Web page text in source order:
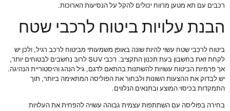
רכבים עם תא מטען מרווח יכולים להקל על הנסיעות הארוכות.
הבנת עלויות ביטוח לרכבי שטח
ביטוח לרכבי שטח עשוי להיות שונה באופן משמעותי מביטוח לרכב רגיל, ולכן יש
לקחת זאת בחשבון בעת תכנון התקציב. רכבי SUV לרוב נחשבים לבטוחים יותר,
אך פרמיות הביטוח עשויות להשתנות בהתאם לדגם, גיל הנהג והיסטוריית הנהיגה.
יש לבדוק את ההצעות השונות ולבחור את הפוליסה המתאימה ביותר, תוך
התמקדות בכיסוי המוצע ובתנאים הנלווים.
בחירה בפוליסה עם השתתפות עצמית גבוהה עשויה להפחית את העלויות